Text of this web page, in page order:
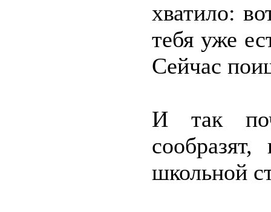
хватило:
тебя уже
Сейчас
И так
школьной